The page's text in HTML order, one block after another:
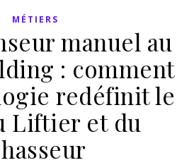
MÉTIERS
manuel au
: comment
redéfinit le
Liftier et du